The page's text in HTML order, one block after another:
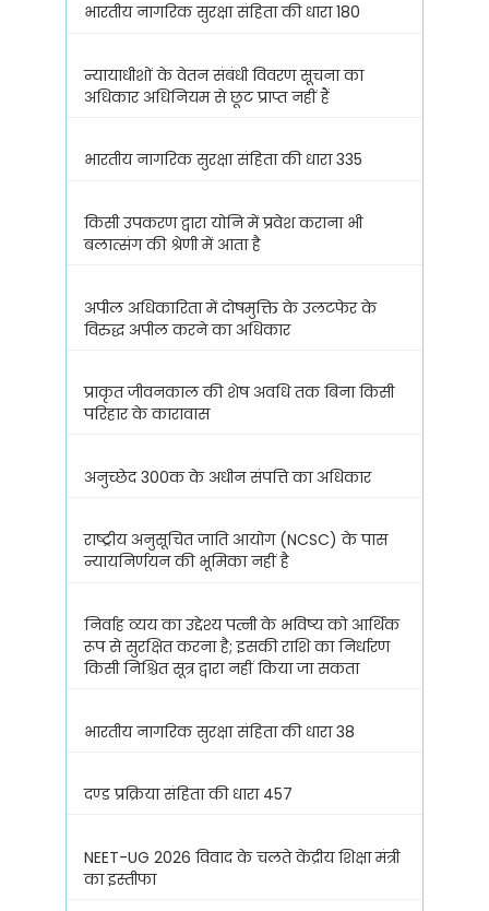
भारतीय नागरिक सुरक्षा संहिता की धारा 180
न्यायाधीशों के वेतन संबंधी विवरण सूचना का
अधिकार अधिनियम से छूट प्राप्त नहीं हैं
भारतीय नागरिक सुरक्षा संहिता की धारा 335
किसी उपकरण द्वारा योनि में प्रवेश कराना भी
बलात्संग की श्रेणी में आता है
अपील अधिकारिता में दोषमुक्ति के उलटफेर के
विरुद्ध अपील करने का अधिकार
प्राकृत जीवनकाल की शेष अवधि तक बिना किसी
परिहार के कारावास
अनुच्छेद 300क के अधीन संपत्ति का अधिकार
राष्ट्रीय अनुसूचित जाति आयोग (NCSC) के पास
न्यायनिर्णयन की भूमिका नहीं है
निर्वाह व्यय का उद्देश्य पत्नी के भविष्य को आर्थिक
रूप से सुरक्षित करना है; इसकी राशि का निर्धारण
किसी निश्चित सूत्र द्वारा नहीं किया जा सकता
भारतीय नागरिक सुरक्षा संहिता की धारा 38
दण्ड प्रक्रिया संहिता की धारा 457
NEET-UG 2026 विवाद के चलते केंद्रीय शिक्षा मंत्री
का इस्तीफा